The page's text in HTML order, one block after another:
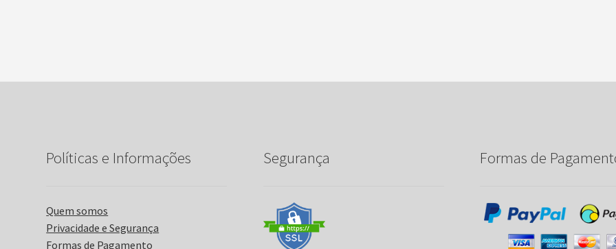
Políticas e Informações
Quem somos
Privacidade e Segurança
Formas de Pagamento
Segurança Formas de